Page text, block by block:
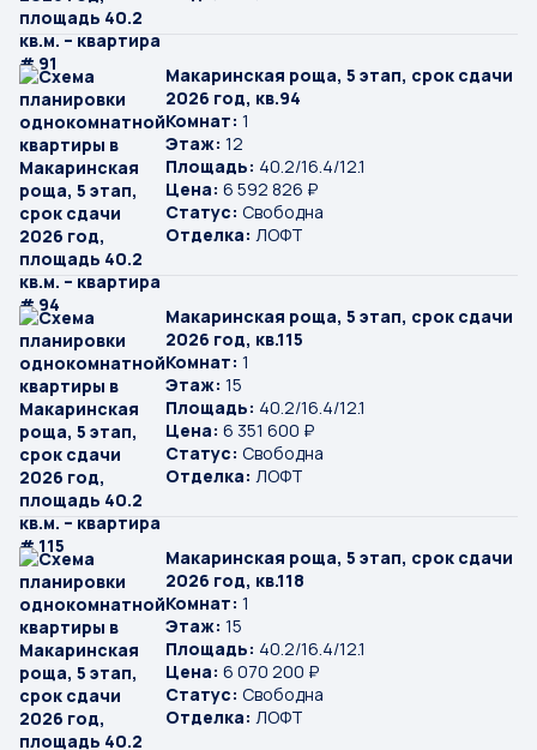
Макаринская роща, 5 этап, срок сдачи
2026 год, кв.94
Комнат: 1
Этаж: 12
Площадь: 40.2/16.4/12.1
Цена: 6 592 826 ₽
Статус: Свободна
Отделка: ЛОФТ
Макаринская роща, 5 этап, срок сдачи
2026 год, кв.115
Комнат: 1
Этаж: 15
Площадь: 40.2/16.4/12.1
Цена: 6 351 600 ₽
Статус: Свободна
Отделка: ЛОФТ
Макаринская роща, 5 этап, срок сдачи
2026 год, кв.118
Комнат: 1
Этаж: 15
Площадь: 40.2/16.4/12.1
Цена: 6 070 200 ₽
Статус: Свободна
Отделка: ЛОФТ